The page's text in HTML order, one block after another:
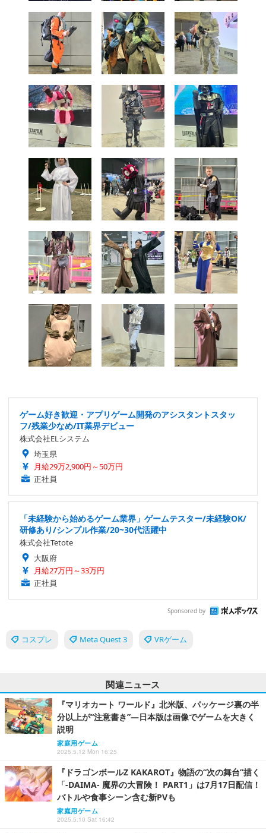
ゲーム好き歓迎・アプリゲーム開発のアシスタントスタッ
フ/残業少なめ/IT業界デビュー
株式会社ELシステム
埼玉県
月給29万2,900円～50万円
正社員
「未経験から始めるゲーム業界」ゲームテスター/未経験OK/
研修あり/シンプル作業/20~30代活躍中
株式会社Tetote
大阪府
月給27万円～33万円
正社員
Sponsored by
コスプレ Meta Quest 3 VRゲーム
関連ニュース
『マリオカート ワールド』北米版、パッケージ裏の半
分以上が“注意書き”―日本版は画像でゲームを大きく
説明
家庭用ゲーム
2025.5.12 Mon 16:25
『ドラゴンボールZ KAKAROT』物語の“次の舞台”描く
「-DAIMA- 魔界の大冒険！ PART1」は7月17日配信！
バトルや食事シーン含む新PVも
家庭用ゲーム
2025.5.10 Sat 16:42